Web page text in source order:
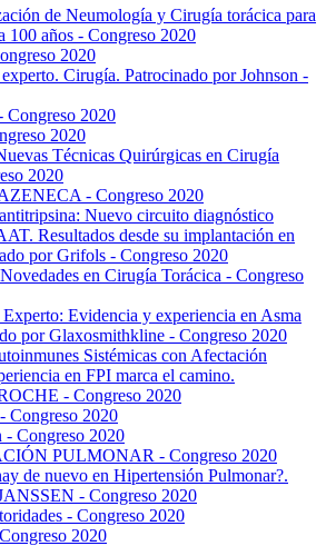
de Neumología y Cirugía torácica para
100 años - Congreso 2020
2020
Cirugía. Patrocinado por Johnson -
2020
2020
Técnicas Quirúrgicas en Cirugía
2020
- Congreso 2020
Nuevo circuito diagnóstico
Resultados desde su implantación en
por Grifols - Congreso 2020
en Cirugía Torácica - Congreso
Evidencia y experiencia en Asma
por Glaxosmithkline - Congreso 2020
Sistémicas con Afectación
en FPI marca el camino.
- Congreso 2020
Congreso 2020
- Congreso 2020
PULMONAR - Congreso 2020
de nuevo en Hipertensión Pulmonar?.
- Congreso 2020
- Congreso 2020
2020